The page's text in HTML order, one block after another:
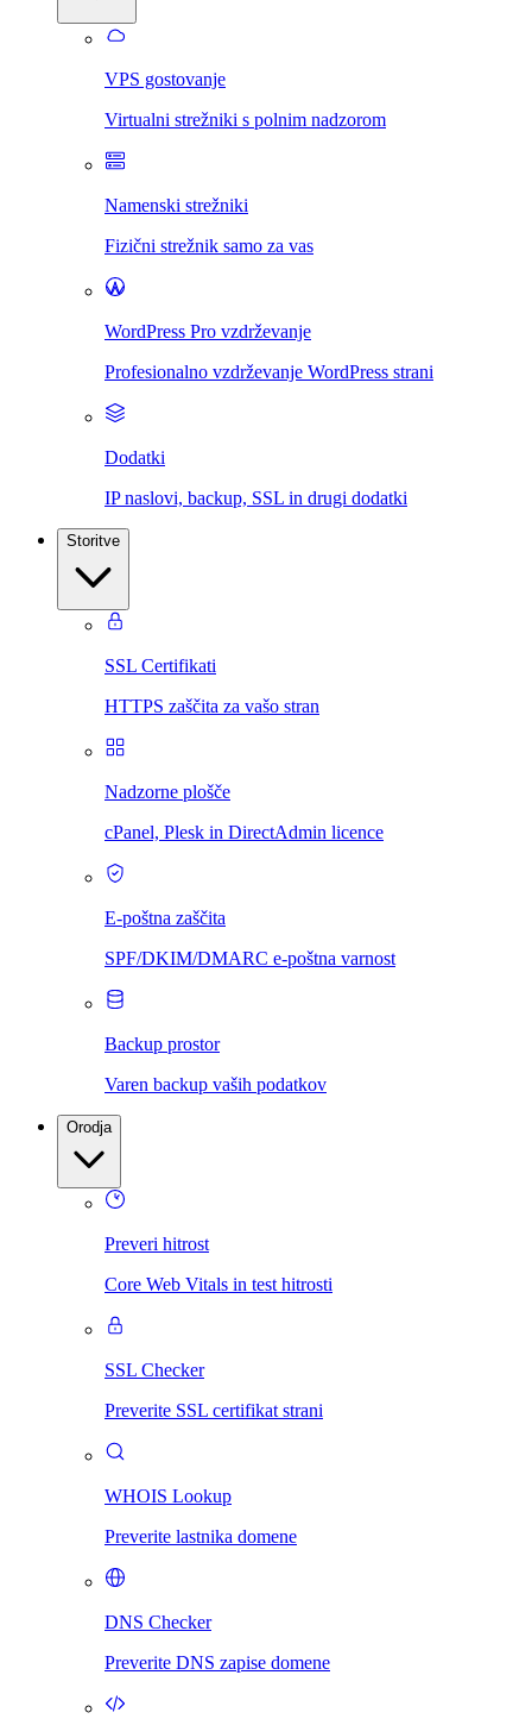
VPS gostovanje
Virtualni strežniki s polnim nadzorom
Namenski strežniki
Fizični strežnik samo za vas
WordPress Pro vzdrževanje
Profesionalno vzdrževanje WordPress strani
Dodatki
IP naslovi, backup, SSL in drugi dodatki
Storitve
SSL Certifikati
HTTPS zaščita za vašo stran
Nadzorne plošče
cPanel, Plesk in DirectAdmin licence
E-poštna zaščita
SPF/DKIM/DMARC e-poštna varnost
Backup prostor
Varen backup vaših podatkov
Orodja
Preveri hitrost
Core Web Vitals in test hitrosti
SSL Checker
Preverite SSL certifikat strani
WHOIS Lookup
Preverite lastnika domene
DNS Checker
Preverite DNS zapise domene